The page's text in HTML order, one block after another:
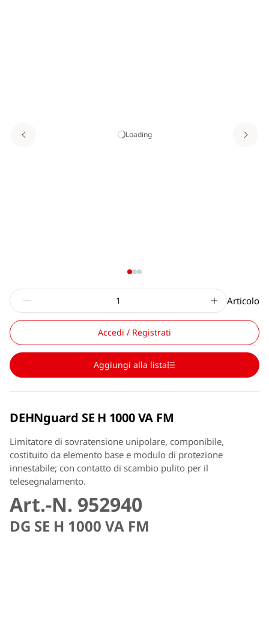
Loading
Articolo
Accedi / Registrati
Aggiungi alla lista
DEHNguard SE H 1000 VA FM
Limitatore di sovratensione unipolare, componibile,
costituito da elemento base e modulo di protezione
innestabile; con contatto di scambio pulito per il
telesegnalamento.
Art.-N. 952940
DG SE H 1000 VA FM